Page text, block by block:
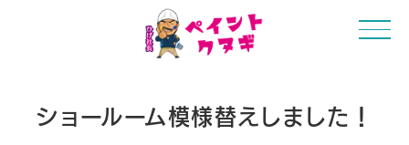
ショールーム模様替えしました！